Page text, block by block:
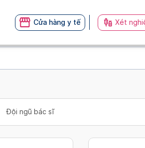
Cửa hàng y tế Xét
Đội ngũ bác sĩ